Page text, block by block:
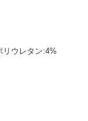
リウレタン:4%